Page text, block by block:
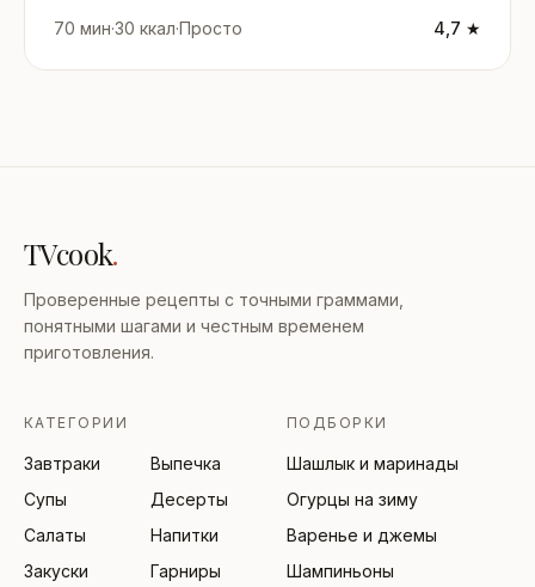
70 мин·30 ккал·Просто 4,7 ★
TVcook.
Проверенные рецепты с точными граммами,
понятными шагами и честным временем
приготовления.
КАТЕГОРИИ
Завтраки
Выпечка
Супы
Десерты
Салаты
Напитки
Закуски
Гарниры
ПОДБОРКИ
Шашлык и маринады
Огурцы на зиму
Варенье и джемы
Шампиньоны